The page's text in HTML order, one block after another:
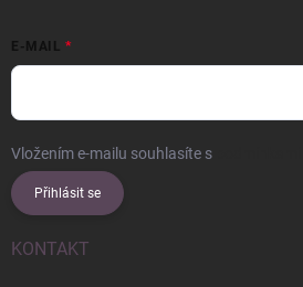
E-MAIL
Vložením e-mailu souhlasíte s
Přihlásit se
KONTAKT